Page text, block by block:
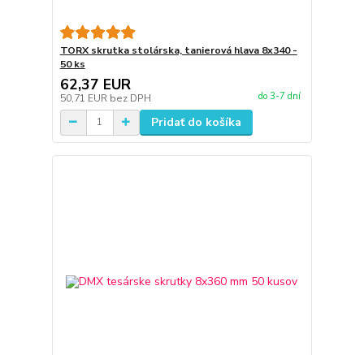
TORX skrutka stolárska, tanierová hlava 8x340 -
50 ks
62,37 EUR
50,71 EUR bez DPH do 3-7 dní
Pridať do košíka